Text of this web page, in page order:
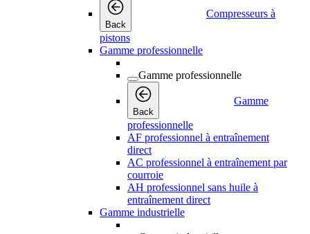
Back
Compresseurs à
pistons
Gamme professionnelle
Gamme professionnelle
Back
Gamme
professionnelle
AF professionnel à entraînement
direct
AC professionnel à entraînement par
courroie
AH professionnel sans huile à
entraînement direct
Gamme industrielle